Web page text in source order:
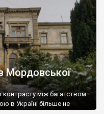
Мордовської
контрасту між багатством
в Україні більше не